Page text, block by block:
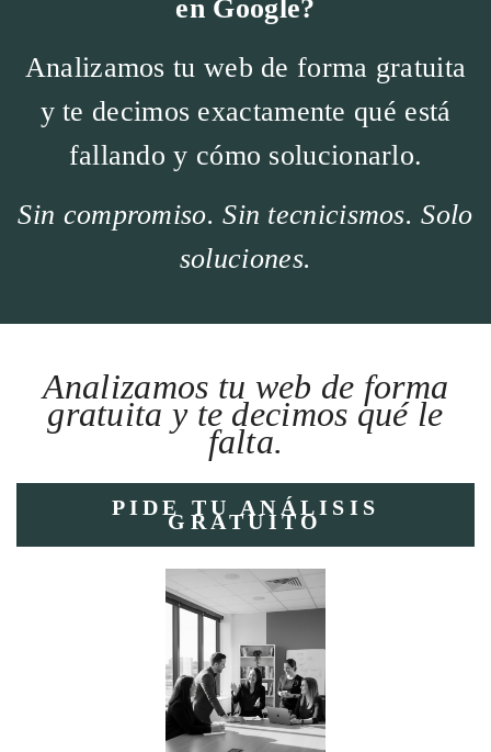
en Google?
Analizamos tu web de forma gratuita
y te decimos exactamente qué está
fallando y cómo solucionarlo.
Sin compromiso. Sin tecnicismos. Solo
soluciones.
Analizamos tu web de forma
gratuita y te decimos qué le
falta.
PIDE TU ANÁLISIS
GRATUITO